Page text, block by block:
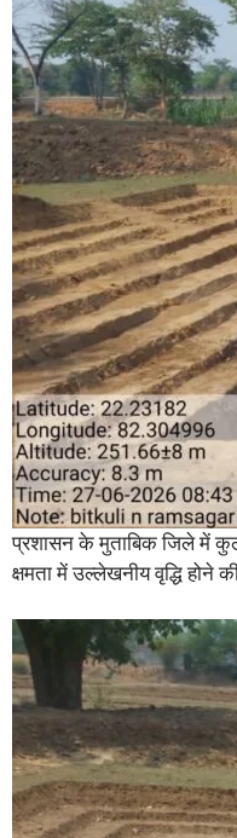
प्रशासन के मुताबिक जिले में कुल
क्षमता में उल्लेखनीय वृद्धि होने